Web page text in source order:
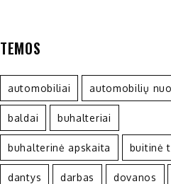
TEMOS
automobiliai automobilių
baldai buhalteriai
buhalterinė apskaita buitinė
dantys darbas dovanos